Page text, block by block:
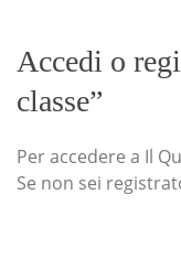
Accedi o
classe”
Per accedere a Il
Se non sei